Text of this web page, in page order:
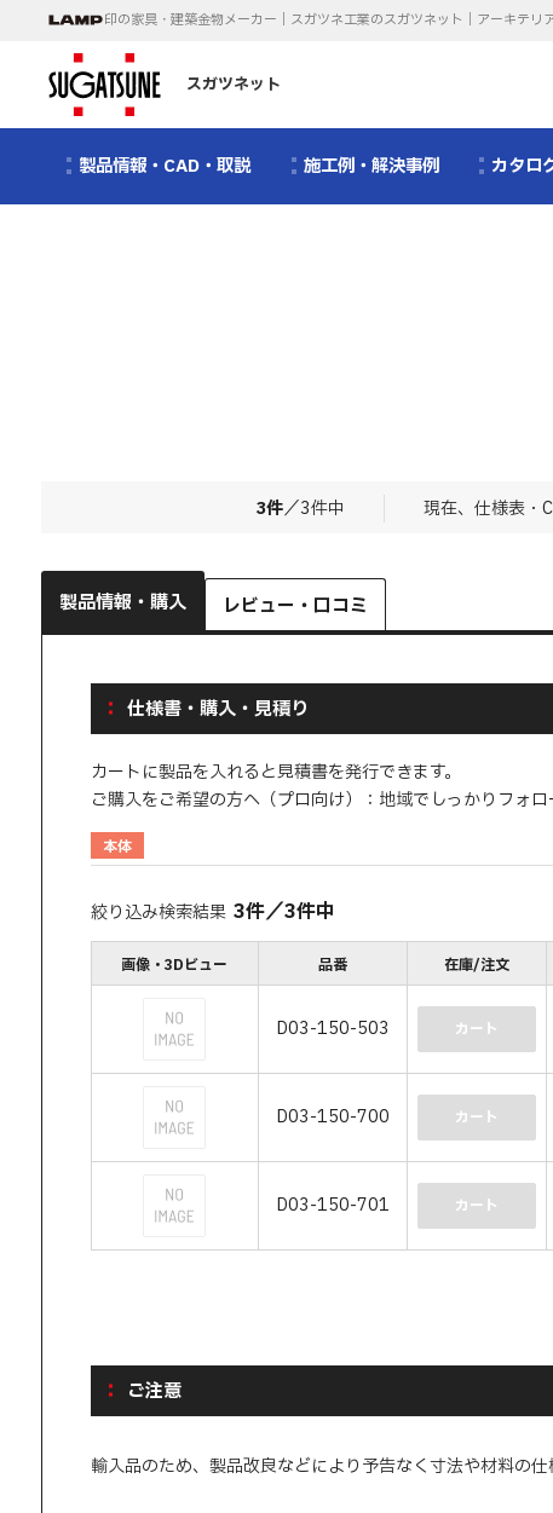
印の家具・建築金物メーカー｜スガツネ工業のスガツネット｜アーキテリ
スガツネット
製品情報・CAD・取説 施工例・解決事例 カタロ
3件／3件中 現在、仕様表・
製品情報・購入 レビュー・口コミ
仕様書・購入・見積り
カートに製品を入れると見積書を発行できます。
ご購入をご希望の方へ（プロ向け）：地域でしっかりフォ
本体
絞り込み検索結果 3件／3件中
画像・3Dビュー 品番 在庫/注文
D03-150-503 カート
D03-150-700 カート
D03-150-701 カート
ご注意
輸入品のため、製品改良などにより予告なく寸法や材料の